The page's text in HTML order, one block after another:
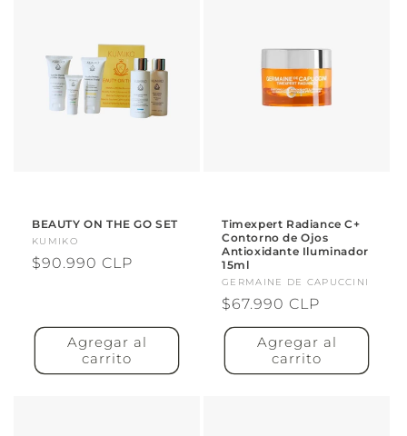
BEAUTY ON THE GO SET
Proveedor:
KUMIKO
Precio
$90.990 CLP
Agregar al
carrito
Timexpert Radiance C+
Contorno de Ojos
Antioxidante Iluminador
15ml
Proveedor:
GERMAINE DE CAPUCCINI
Precio
habitual
$67.990 CLP
Agregar al
carrito